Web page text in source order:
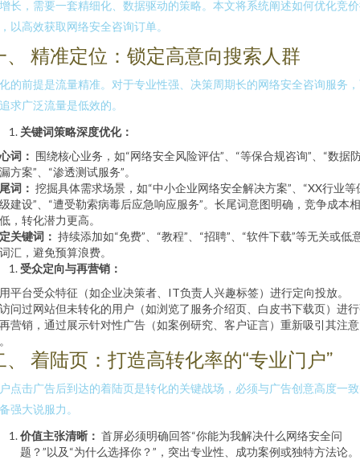
长，需要一套精细化、数据驱动的策略。本文将系统阐述如何优化竞
以高效获取网络安全咨询订单。
、 精准定位：锁定高意向搜索人群
的前提是流量精准。对于专业性强、决策周期长的网络安全咨询服务
求广泛流量是低效的。
关键词策略深度优化：
词： 围绕核心业务，如“网络安全风险评估”、“等保合规咨询”、“数据
方案”、“渗透测试服务”。
词： 挖掘具体需求场景，如“中小企业网络安全解决方案”、“XX行业等
建设”、“遭受勒索病毒后应急响应服务”。长尾词意图明确，竞争成本
，转化潜力更高。
关键词： 持续添加如“免费”、“教程”、“招聘”、“软件下载”等无关或低
汇，避免预算浪费。
受众定向与再营销：
平台受众特征（如企业决策者、IT负责人兴趣标签）进行定向投放。
问过网站但未转化的用户（如浏览了服务介绍页、白皮书下载页）进
营销，通过展示针对性广告（如案例研究、客户证言）重新吸引其注意
、 着陆页：打造高转化率的“专业门户”
点击广告后到达的着陆页是转化的关键战场，必须与广告创意高度一
强大说服力。
价值主张清晰： 首屏必须明确回答“你能为我解决什么网络安全问
题？”以及“为什么选择你？”，突出专业性、成功案例或独特方法论。